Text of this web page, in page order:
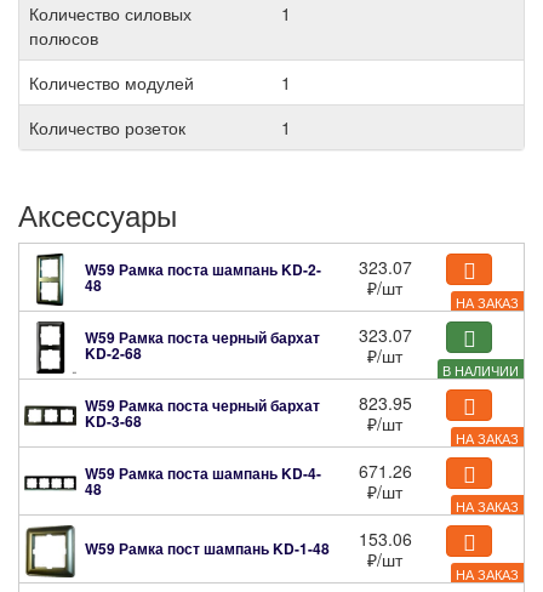
Количество силовых
полюсов
1
Количество модулей
1
Количество розеток
1
Аксессуары
НА ЗАКАЗ
W59 Рамка поста шампаньKD-2-
48
323.07
₽/шт
В НАЛИЧИИ
W59 Рамка поста черный бархат
KD-2-68
323.07
₽/шт
НА ЗАКАЗ
W59 Рамка поста черный бархат
KD-3-68
823.95
₽/шт
НА ЗАКАЗ
W59 Рамка поста шампаньKD-4-
48
671.26
₽/шт
НА ЗАКАЗ
W59 Рамка пост шампаньKD-1-48
153.06
₽/шт